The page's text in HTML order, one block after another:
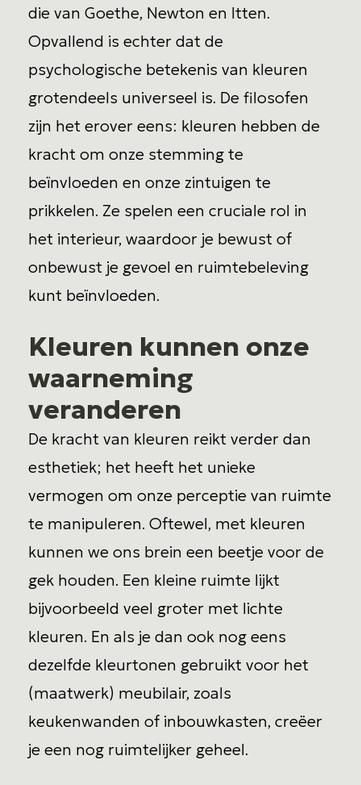
die van Goethe, Newton en Itten.
Opvallend is echter dat de
psychologische betekenis van kleuren
grotendeels universeel is. De filosofen
zijn het erover eens: kleuren hebben de
kracht om onze stemming te
beïnvloeden en onze zintuigen te
prikkelen. Ze spelen een cruciale rol in
het interieur, waardoor je bewust of
onbewust je gevoel en ruimtebeleving
kunt beïnvloeden.
Kleuren kunnen onze
waarneming
veranderen
De kracht van kleuren reikt verder dan
esthetiek; het heeft het unieke
vermogen om onze perceptie van ruimte
te manipuleren. Oftewel, met kleuren
kunnen we ons brein een beetje voor de
gek houden. Een kleine ruimte lijkt
bijvoorbeeld veel groter met lichte
kleuren. En als je dan ook nog eens
dezelfde kleurtonen gebruikt voor het
(maatwerk) meubilair, zoals
keukenwanden of inbouwkasten, creëer
je een nog ruimtelijker geheel.